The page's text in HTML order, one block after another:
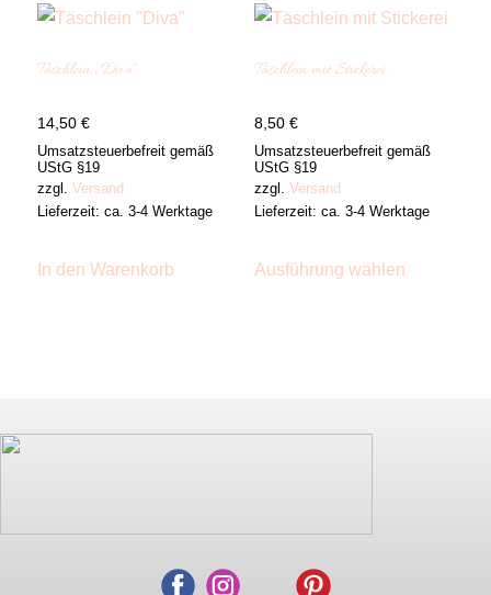
Produktseite
gewählt
auf.
Die
gewählt
Täschlein „Diva“
14,50€
Umsatzsteuerbefreit gemäß
UStG §19
zzgl.Versand
Lieferzeit: ca. 3-4 Werktage
In den Warenkorb
Täschlein mit Stickerei
8,50 €
Umsatzsteuerbefreit gemäß
UStG §19
zzgl. Versand
Lieferzeit: ca. 3-4 Werktage
Ausführung wählenProdukt